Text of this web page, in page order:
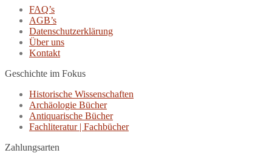
FAQ’s
AGB’s
Datenschutzerklärung
Über uns
Kontakt
Geschichte im Fokus
Historische Wissenschaften
Archäologie Bücher
Antiquarische Bücher
Fachliteratur | Fachbücher
Zahlungsarten